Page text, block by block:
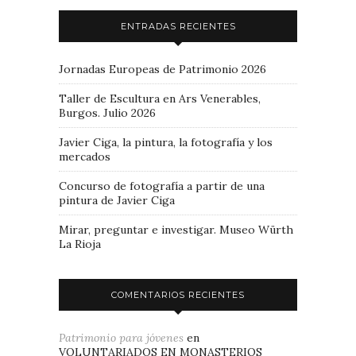
ENTRADAS RECIENTES
Jornadas Europeas de Patrimonio 2026
Taller de Escultura en Ars Venerables,
Burgos. Julio 2026
Javier Ciga, la pintura, la fotografía y los
mercados
Concurso de fotografía a partir de una
pintura de Javier Ciga
Mirar, preguntar e investigar. Museo Würth
La Rioja
COMENTARIOS RECIENTES
Patrimonio para jóvenes en
VOLUNTARIADOS EN MONASTERIOS